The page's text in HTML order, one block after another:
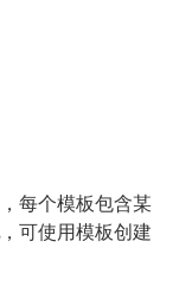
每个模板包含某
，可使用模板创建